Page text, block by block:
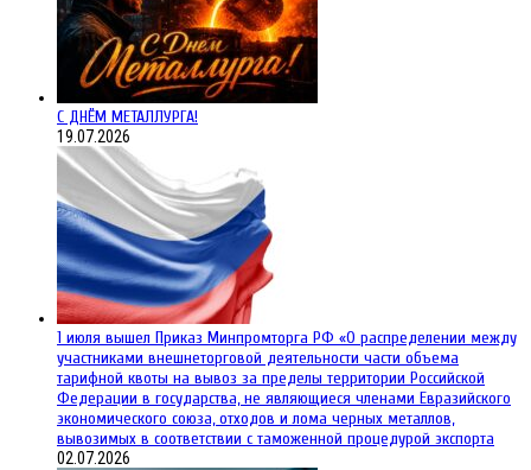
С ДНЁМ МЕТАЛЛУРГА!
19.07.2026
1 июля вышел Приказ Минпромторга РФ «О распределении между
участниками внешнеторговой деятельности части объема
тарифной квоты на вывоз за пределы территории Российской
Федерации в государства, не являющиеся членами Евразийского
экономического союза, отходов и лома черных металлов,
вывозимых в соответствии с таможенной процедурой экспорта
02.07.2026